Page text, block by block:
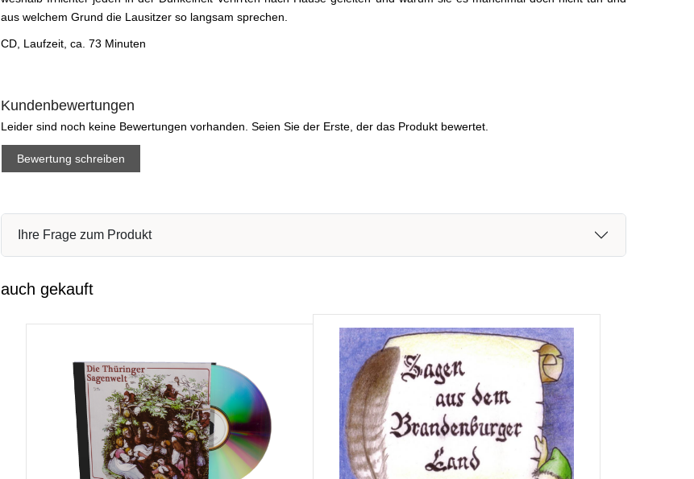
aus welchem Grund die Lausitzer so langsam sprechen.
CD, Laufzeit, ca. 73 Minuten
Kundenbewertungen
Leider sind noch keine Bewertungen vorhanden. Seien Sie der Erste, der das Produkt bewertet.
Bewertung schreiben
Ihre Frage zum Produkt
auch gekauft